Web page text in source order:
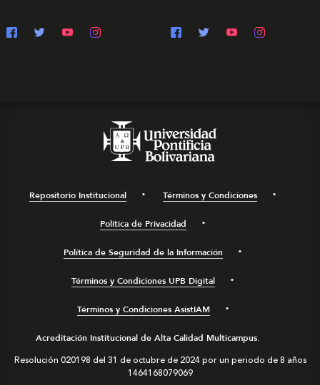
Repositorio Institucional Términos y Condiciones
Política de Privacidad
Política de Seguridad de la Información
Términos y Condiciones UPB Digital
Términos y Condiciones AsistIAM
Acreditación Institucional de Alta Calidad Multicampus.
Resolución 020198 del 31 de octubre de 2024 por un periodo de 8 años
1464168079069